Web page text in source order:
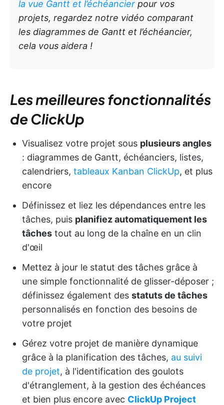
la vue Gantt et l’échéancier pour vos
projets, regardez notre vidéo comparant
les diagrammes de Gantt et l’échéancier,
cela vous aidera !
Les meilleures fonctionnalités
de ClickUp
Visualisez votre projet sous plusieurs angles
: diagrammes de Gantt, échéanciers, listes,
calendriers, tableaux Kanban ClickUp, et plus
encore
Définissez et liez les dépendances entre les
tâches, puis planifiez automatiquement les
tâches tout au long de la chaîne en un clin
d'œil
Mettez à jour le statut des tâches grâce à
une simple fonctionnalité de glisser-déposer ;
définissez également des statuts de tâches
personnalisés en fonction des besoins de
votre projet
Gérez votre projet de manière dynamique
grâce à la planification des tâches, au suivi
de projet, à l'identification des goulots
d'étranglement, à la gestion des échéances
et bien plus encore avec ClickUp Project